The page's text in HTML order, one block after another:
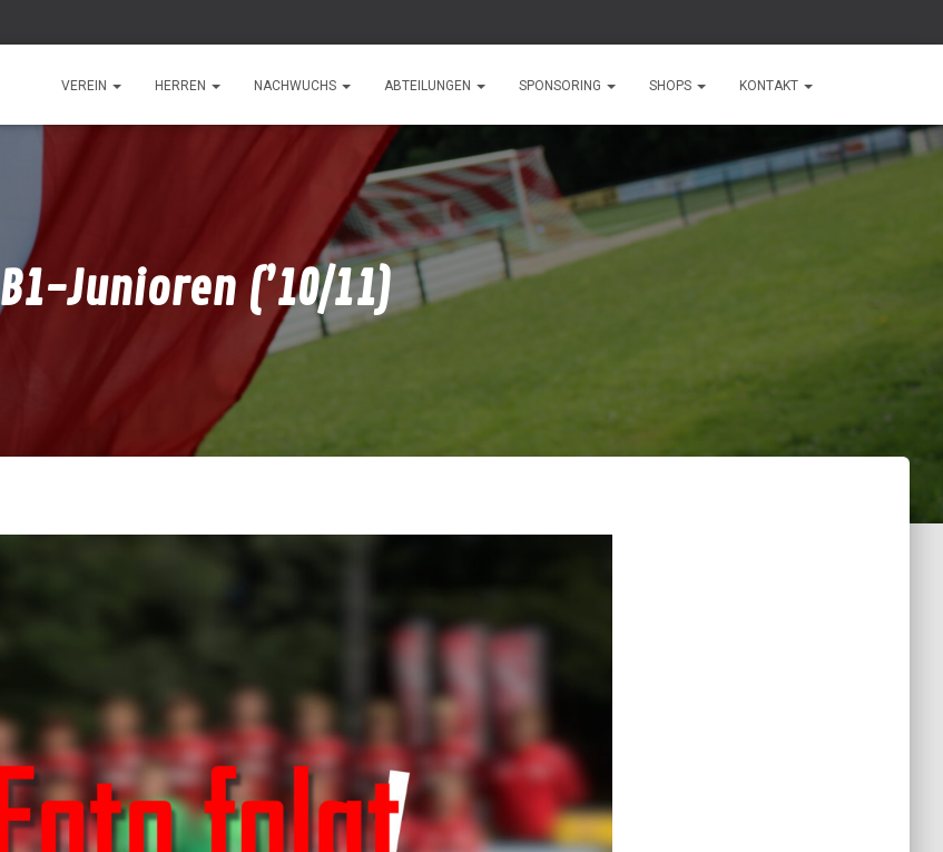
VEREIN HERREN NACHWUCHS ABTEILUNGEN SPONSORING SHOPS KONTAKT
B1-Junioren (’10/11)